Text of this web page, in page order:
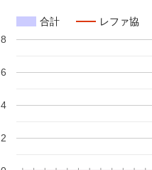
合計 レファ協
2
4
6
8